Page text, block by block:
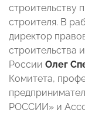
строительству
строителя. В
директор
строительства
России Олег
Комитета,
РОССИИ» и